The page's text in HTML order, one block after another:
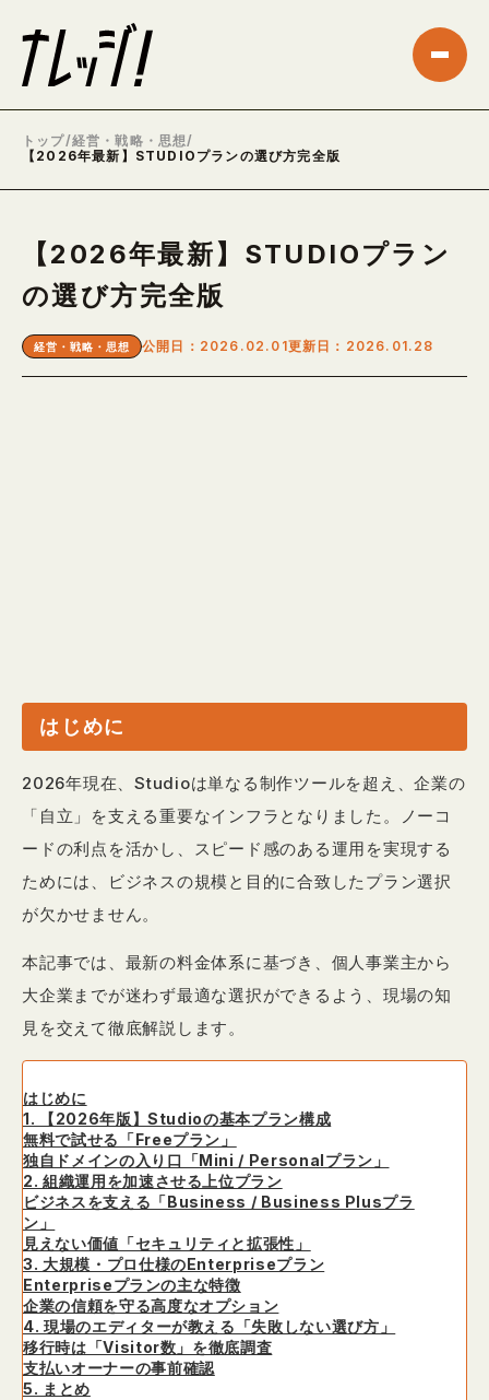
トップ/経営・戦略・思想/
【2026年最新】STUDIOプランの選び方完全版
【2026年最新】STUDIOプラン
の選び方完全版
経営・戦略・思想 公開日：2026.02.01更新日：2026.01.28
はじめに
2026年現在、Studioは単なる制作ツールを超え、企業の
「自立」を支える重要なインフラとなりました。ノーコ
ードの利点を活かし、スピード感のある運用を実現する
ためには、ビジネスの規模と目的に合致したプラン選択
が欠かせません。
本記事では、最新の料金体系に基づき、個人事業主から
大企業までが迷わず最適な選択ができるよう、現場の知
見を交えて徹底解説します。
はじめに
1. 【2026年版】Studioの基本プラン構成
無料で試せる「Freeプラン」
独自ドメインの入り口「Mini / Personalプラン」
2. 組織運用を加速させる上位プラン
ビジネスを支える「Business / Business Plusプラ
ン」
見えない価値「セキュリティと拡張性」
3. 大規模・プロ仕様のEnterpriseプラン
Enterpriseプランの主な特徴
企業の信頼を守る高度なオプション
4. 現場のエディターが教える「失敗しない選び方」
移行時は「Visitor数」を徹底調査
支払いオーナーの事前確認
5. まとめ